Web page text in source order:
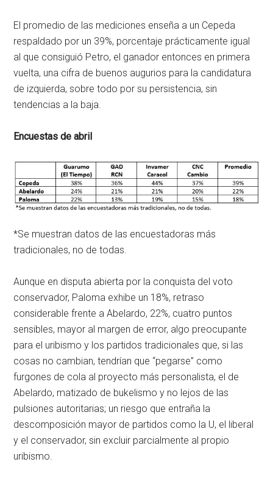
El promedio de las mediciones enseña a un Cepeda
respaldado por un 39%, porcentaje prácticamente igual
al que consiguió Petro, el ganador entonces en primera
vuelta, una cifra de buenos augurios para la candidatura
de izquierda, sobre todo por su persistencia, sin
tendencias a la baja.
Encuestas de abril
*Se muestran datos de las encuestadoras más
tradicionales, no de todas.
Aunque en disputa abierta por la conquista del voto
conservador, Paloma exhibe un 18%, retraso
considerable frente a Abelardo, 22%, cuatro puntos
sensibles, mayor al margen de error, algo preocupante
para el uribismo y los partidos tradicionales que, si las
cosas no cambian, tendrían que “pegarse” como
furgones de cola al proyecto más personalista, el de
Abelardo, matizado de bukelismo y no lejos de las
pulsiones autoritarias; un riesgo que entraña la
descomposición mayor de partidos como la U, el liberal
y el conservador, sin excluir parcialmente al propio
uribismo.